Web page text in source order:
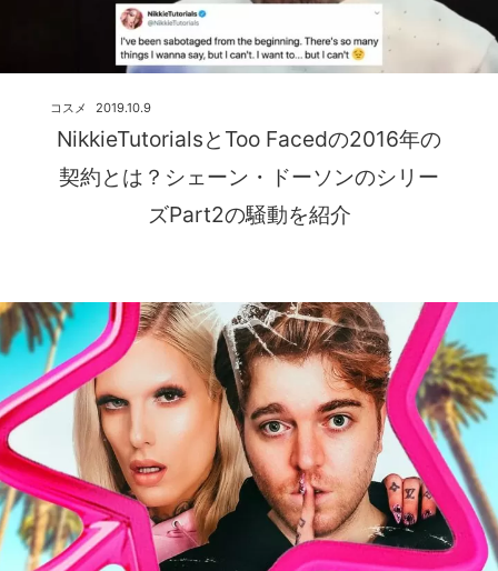
NikkieTutorialsとToo Facedの2016年の
契約とは？シェーン・ドーソンのシリー
ズPart2の騒動を紹介
2019.10.9
コスメ